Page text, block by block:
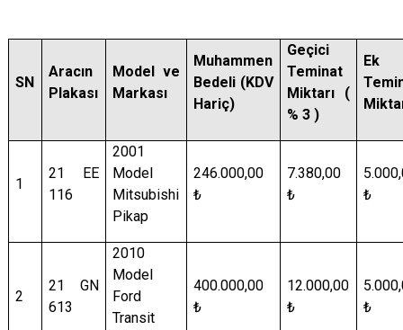
SN
Aracın
Plakası
Model ve
Markası
Muhammen
Bedeli (KDV
Hariç)
Geçici
Teminat
Miktarı (
% 3 )
Ek
1
21 EE
116
2001
Model
Mitsubishi
Pikap
246.000,00
₺
7.380,00
₺
₺
2
21 GN
613
2010
Model
Ford
Transit
400.000,00
₺
12.000,00
₺
₺